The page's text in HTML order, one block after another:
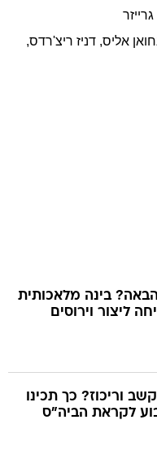
גרייזר
אליס, דניז ריצ'רדס,
בינה מלאכותית
ליצור וירוסים
וריכוז? כך תכינו
לקראת הביה"ס